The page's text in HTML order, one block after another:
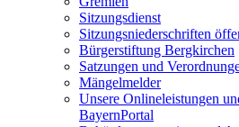
Sitzungsdienst
Sitzungsniederschriften
Bürgerstiftung Bergkirchen
Satzungen und
Mängelmelder
Unsere Onlineleistungen
BayernPortal